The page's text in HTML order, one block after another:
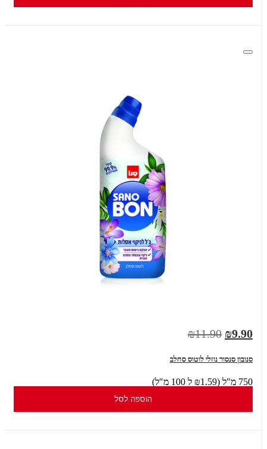
₪9.90
₪11.90
סנובון סנסור נוזלי לוטוס סחלב
750 מ"ל (₪1.59 ל 100 מ"ל)
הוספה לסל